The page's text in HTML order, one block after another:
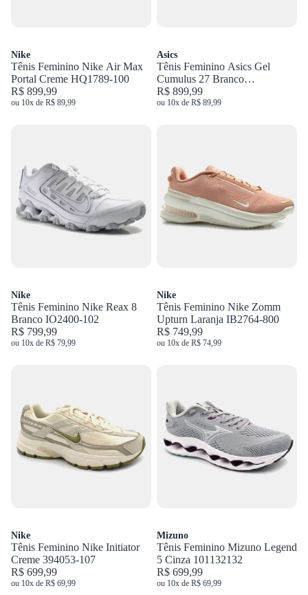
Nike
Tênis Feminino Nike Air Max
Portal Creme HQ1789-100
R$ 899,99
ou 10x de R$ 89,99
Asics
Tênis Feminino Asics Gel
Cumulus 27 Branco
1012B906.100
R$ 899,99
ou 10x de R$ 89,99
Nike
Tênis Feminino Nike Reax 8
Branco IO2400-102
R$ 799,99
ou 10x de R$ 79,99
Nike
Tênis Feminino Nike Zomm
Upturn Laranja IB2764-800
R$ 749,99
ou 10x de R$ 74,99
Nike
Tênis Feminino Nike Initiator
Creme 394053-107
R$ 699,99
ou 10x de R$ 69,99
Mizuno
Tênis Feminino Mizuno Legend
5 Cinza 101132132
R$ 699,99
ou 10x de R$ 69,99